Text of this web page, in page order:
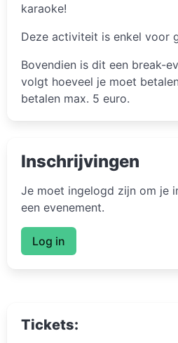
karaoke!
Deze activiteit is enkel voor
Bovendien is dit een break-
volgt hoeveel je moet
betalen max. 5 euro.
Inschrijvingen
Je moet ingelogd zijn om je
een evenement.
Log in
Tickets: